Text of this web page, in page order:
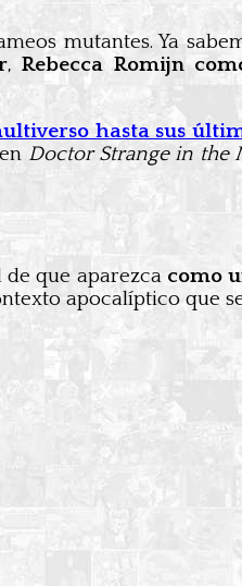
mutantes. Ya
,Rebecca Romijn
hasta sus
Doctor Strange in the
que aparezca como
apocalíptico que